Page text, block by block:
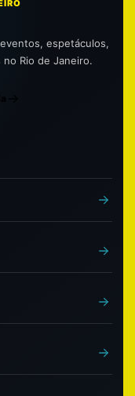
espetáculos,
Rio de Janeiro.